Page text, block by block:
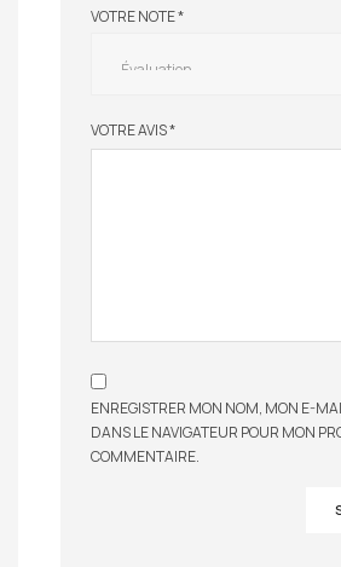
VOTRE NOTE*
VOTRE AVIS*
ENREGISTRER MON NOM, MON E-
DANS LE NAVIGATEUR POUR MON
COMMENTAIRE.